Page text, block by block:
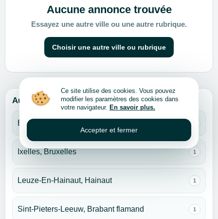
Aucune annonce trouvée
Essayez une autre ville ou une autre rubrique.
Choisir une autre ville ou rubrique
Autres villes pour cette rubrique
Bruxelles
Ixelles, Bruxelles 1
Leuze-En-Hainaut, Hainaut 1
Sint-Pieters-Leeuw, Brabant flamand 1
Ce site utilise des cookies. Vous pouvez
modifier les paramètres des cookies dans
votre navigateur. En savoir plus.
Accepter et fermer